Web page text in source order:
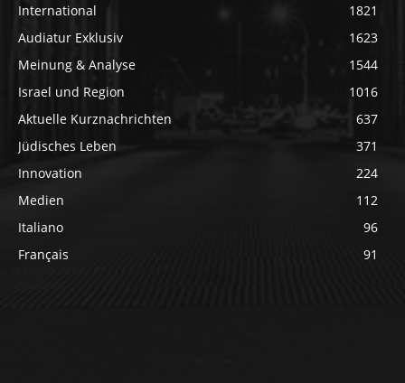
International
1821
Audiatur Exklusiv
1623
Meinung & Analyse
1544
Israel und Region
1016
Aktuelle Kurznachrichten
637
Jüdisches Leben
371
Innovation
224
Medien
112
Italiano
96
Français
91